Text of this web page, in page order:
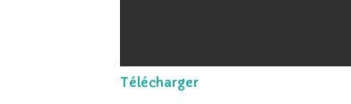
Télécharger